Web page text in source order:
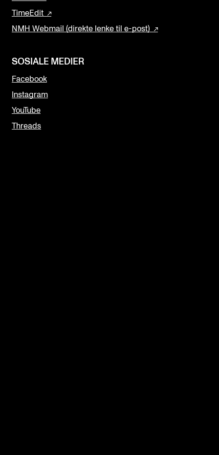
TimeEdit
NMH Webmail (direkte lenke til e-post)
SOSIALE MEDIER
Facebook
Instagram
YouTube
Threads